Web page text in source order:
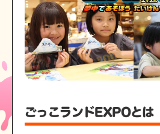
ごっこランドEXPOとは